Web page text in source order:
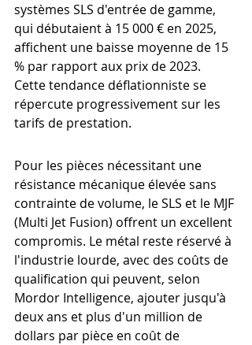
systèmes SLS d'entrée de gamme,
qui débutaient à 15 000 € en 2025,
affichent une baisse moyenne de 15
% par rapport aux prix de 2023.
Cette tendance déflationniste se
répercute progressivement sur les
tarifs de prestation.
Pour les pièces nécessitant une
résistance mécanique élevée sans
contrainte de volume, le SLS et le MJF
(Multi Jet Fusion) offrent un excellent
compromis. Le métal reste réservé à
l'industrie lourde, avec des coûts de
qualification qui peuvent, selon
Mordor Intelligence, ajouter jusqu'à
deux ans et plus d'un million de
dollars par pièce en coût de